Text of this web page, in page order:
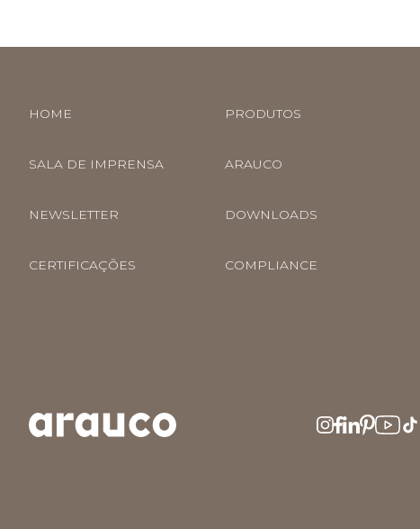
HOME PRODUTOS
SALA DE IMPRENSA ARAUCO
NEWSLETTER DOWNLOADS
CERTIFICAÇÕES COMPLIANCE